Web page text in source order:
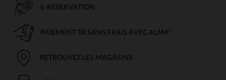
E-RÉSERVATION
PAIEMENT 3X SANS FRAIS AVEC ALMA*
RETROUVEZ LES MAGASINS